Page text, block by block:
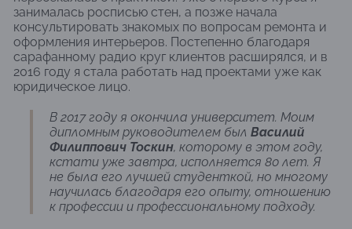
занималась росписью стен, а позже начала
консультировать знакомых по вопросам ремонта и
оформления интерьеров. Постепенно благодаря
сарафанному радио круг клиентов расширялся, и в
2016 году я стала работать над проектами уже как
юридическое лицо.
В 2017 году я окончила университет. Моим
дипломным руководителем был Василий
Филиппович Тоскин, которому в этом году,
кстати уже завтра, исполняется 80 лет. Я
не была его лучшей студенткой, но многому
научилась благодаря его опыту, отношению
к профессии и профессиональному подходу.